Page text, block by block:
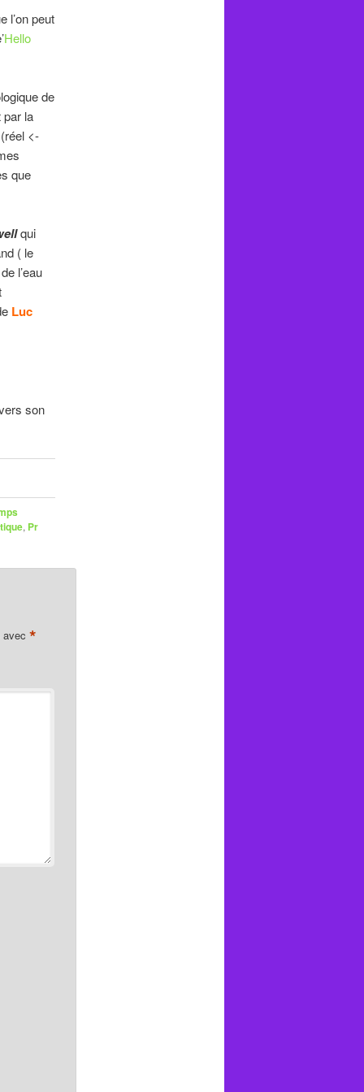
l’on peut
Hello
de
la
<-
que
qui
( le
l’eau
Luc
son
, Pr
*